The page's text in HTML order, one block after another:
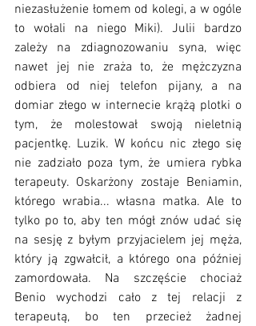
niezasłużenie łomem od kolegi, a w ogóle
to wołali na niego Miki). Julii bardzo
zależy na zdiagnozowaniu syna, więc
nawet jej nie zraża to, że mężczyzna
odbiera od niej telefon pijany, a na
domiar złego w internecie krążą plotki o
tym, że molestował swoją nieletnią
pacjentkę. Luzik. W końcu nic złego się
nie zadziało poza tym, że umiera rybka
terapeuty. Oskarżony zostaje Beniamin,
którego wrabia... własna matka. Ale to
tylko po to, aby ten mógł znów udać się
na sesję z byłym przyjacielem jej męża,
który ją zgwałcił, a którego ona później
zamordowała. Na szczęście chociaż
Benio wychodzi cało z tej relacji z
terapeutą, bo ten przecież żadnej